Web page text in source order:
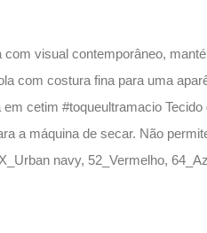
visual contemporâneo,
com costura fina para uma
cetim #toqueultramacio
a máquina de secar. Não
navy, 52_Vermelho,